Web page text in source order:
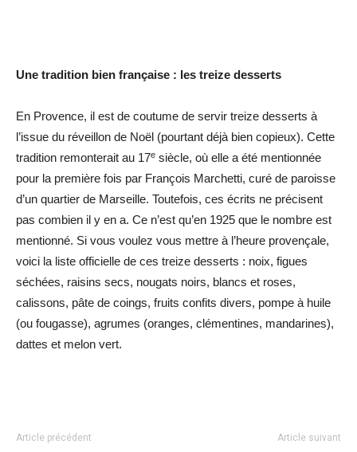
Une tradition bien française : les treize desserts
En Provence, il est de coutume de servir treize desserts à
l’issue du réveillon de Noël (pourtant déjà bien copieux). Cette
tradition remonterait au 17e siècle, où elle a été mentionnée
pour la première fois par François Marchetti, curé de paroisse
d’un quartier de Marseille. Toutefois, ces écrits ne précisent
pas combien il y en a. Ce n’est qu’en 1925 que le nombre est
mentionné. Si vous voulez vous mettre à l’heure provençale,
voici la liste officielle de ces treize desserts : noix, figues
séchées, raisins secs, nougats noirs, blancs et roses,
calissons, pâte de coings, fruits confits divers, pompe à huile
(ou fougasse), agrumes (oranges, clémentines, mandarines),
dattes et melon vert.
Article précédent Article suivant